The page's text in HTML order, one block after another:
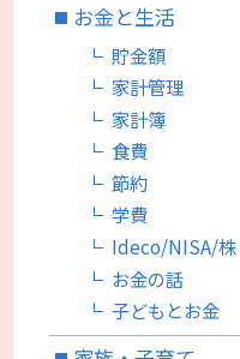
お金と生活
貯金額
家計管理
家計簿
食費
節約
学費
Ideco/NISA/株
お金の話
子どもとお金